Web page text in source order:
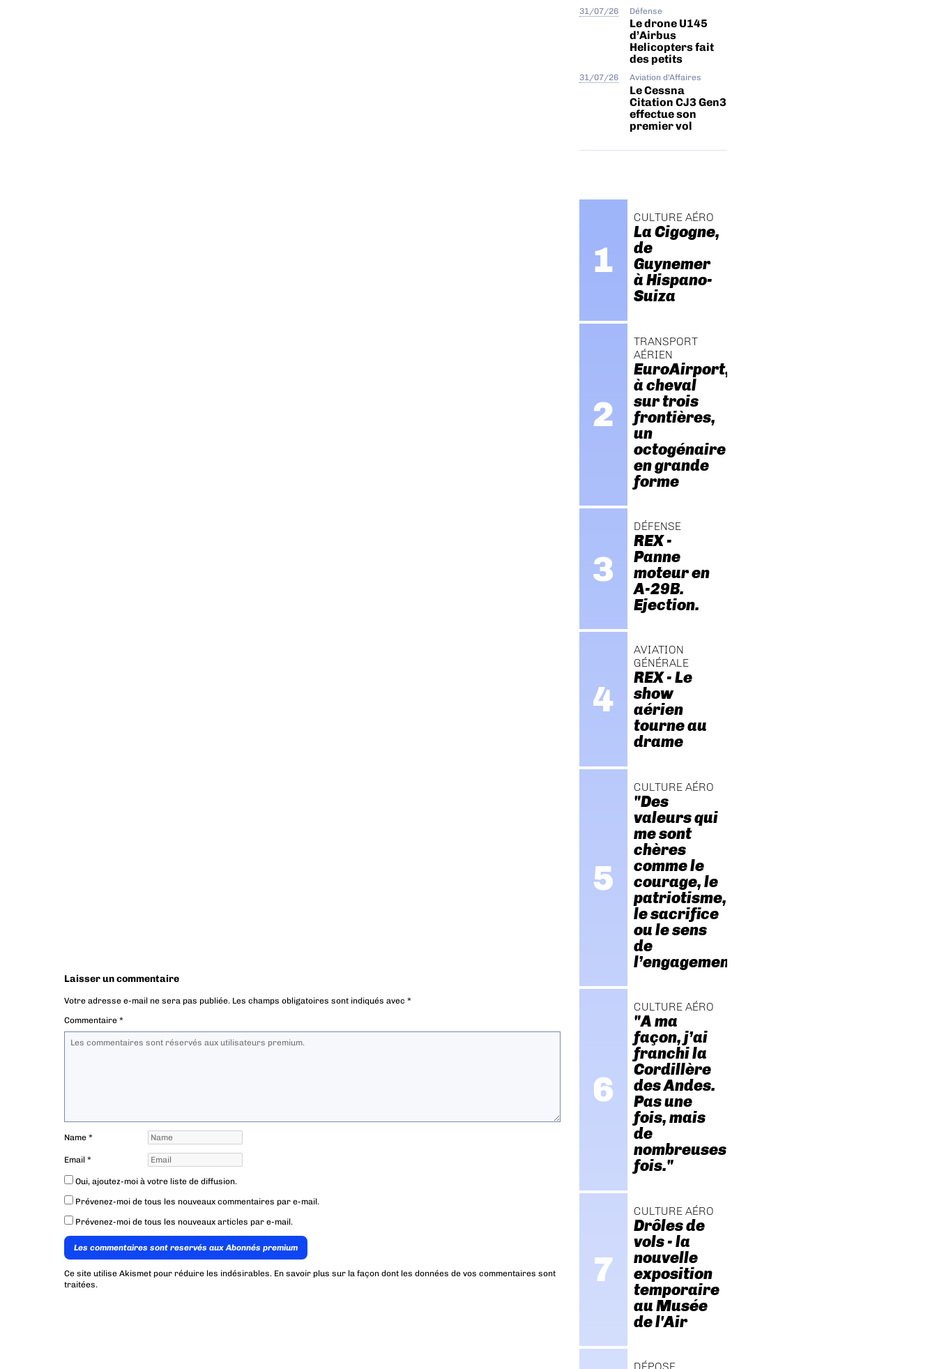
Laisser un commentaire
Votre adresse e-mail ne sera pas publiée. Les champs obligatoires sont indiqués avec *
Commentaire *
Name *
Email *
Oui, ajoutez-moi à votre liste de diffusion.
Prévenez-moi de tous les nouveaux commentaires par e-mail.
Prévenez-moi de tous les nouveaux articles par e-mail.
Les commentaires sont reservés aux Abonnés premium
Ce site utilise Akismet pour réduire les indésirables. En savoir plus sur la façon dont les données de vos commentaires sont
traitées.
31/07/26 Défense
Le drone U145
d’Airbus
Helicopters fait
des petits
31/07/26 Aviation d'Affaires
Le Cessna
Citation CJ3 Gen3
effectue son
premier vol
CULTURE AÉRO
La Cigogne,
de
Guynemer
à Hispano-
Suiza
TRANSPORT
AÉRIEN
EuroAirport,
à cheval
sur trois
frontières,
un
octogénaire
en grande
forme
DÉFENSE
REX -
Panne
moteur en
A-29B.
Ejection.
AVIATION
GÉNÉRALE
REX - Le
show
aérien
tourne au
drame
CULTURE AÉRO
"Des
valeurs qui
me sont
chères
comme le
courage, le
patriotisme,
le sacrifice
ou le sens
de
l’engagement."
CULTURE AÉRO
"A ma
façon, j’ai
franchi la
Cordillère
des Andes.
Pas une
fois, mais
de
nombreuses
fois."
CULTURE AÉRO
Drôles de
vols - la
nouvelle
exposition
temporaire
au Musée
de l'Air